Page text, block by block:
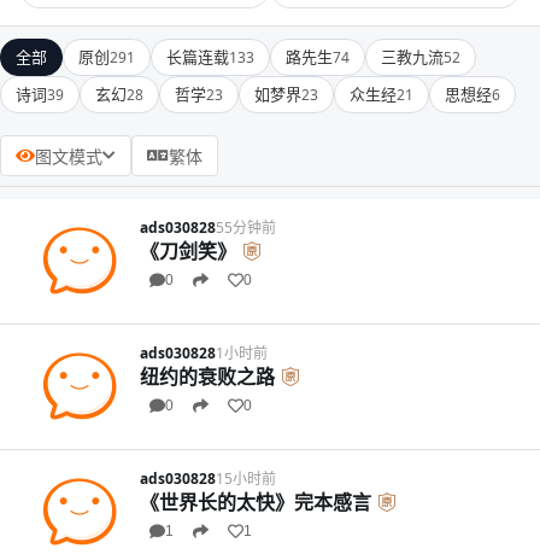
全部 原创291 长篇连载133 路先生74 三教九流52
诗词39 玄幻28 哲学23 如梦界23 众生经21 思想经6
图文模式 繁体
ads03082855分钟前
《刀剑笑》
0 0
ads0308281小时前
纽约的衰败之路
0 0
ads03082815小时前
《世界长的太快》完本感言
1 1